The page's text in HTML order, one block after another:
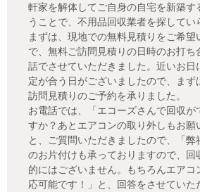
軒家を解体してご自身の自宅を新築す
うことで、不用品回収業者を探してい
まずは、現地での無料見積りをご希望
で、無料ご訪問見積りの日時のお打ち
話でさせていただきました。近いお日
定が合う日がございましたので、まず
訪問見積りのご予約を承りました。
お電話では、「エコーズさんで回収が
すか？あとエアコンの取り外しもお願
と、ご質問いただきましたので、「弊
のお片付けも承っておりますので、回
的にはございません。もちろんエアコ
応可能です！」と、回答をさせていた